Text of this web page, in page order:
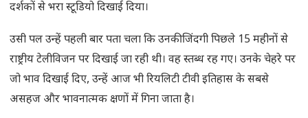
दर्शकों से भरा स्टूडियो दिखाई दिया।
उसी पल उन्हें पहली बार पता चला कि उनकी जिंदगी पिछले 15 महीनों से
राष्ट्रीय टेलीविजन पर दिखाई जा रही थी। वह स्तब्ध रह गए। उनके चेहरे पर
जो भाव दिखाई दिए, उन्हें आज भी रियलिटी टीवी इतिहास के सबसे
असहज और भावनात्मक क्षणों में गिना जाता है।